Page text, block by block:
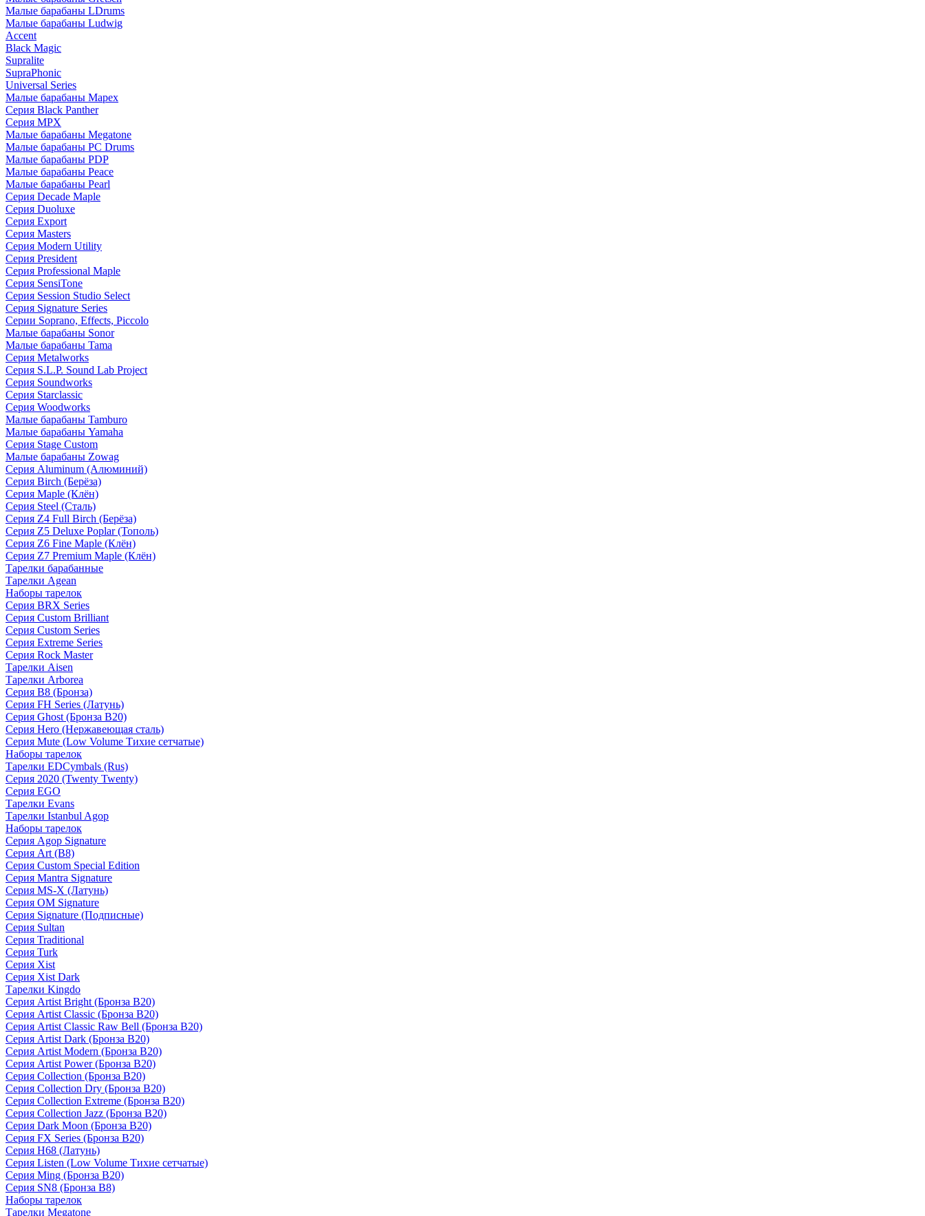
Малые барабаны LDrums
Малые барабаны Ludwig
Accent
Black Magic
Supralite
SupraPhonic
Universal Series
Малые барабаны Mapex
Серия Black Panther
Серия MPX
Малые барабаны Megatone
Малые барабаны PC Drums
Малые барабаны PDP
Малые барабаны Peace
Малые барабаны Pearl
Серия Decade Maple
Серия Duoluxe
Серия Export
Серия Masters
Серия Modern Utility
Серия President
Серия Professional Maple
Серия SensiTone
Серия Session Studio Select
Серия Signature Series
Серии Soprano, Effects, Piccolo
Малые барабаны Sonor
Малые барабаны Tama
Серия Metalworks
Серия S.L.P. Sound Lab Project
Серия Soundworks
Серия Starclassic
Серия Woodworks
Малые барабаны Tamburo
Малые барабаны Yamaha
Серия Stage Custom
Малые барабаны Zowag
Серия Aluminum (Алюминий)
Серия Birch (Берёза)
Серия Maple (Клён)
Серия Steel (Сталь)
Серия Z4 Full Birch (Берёза)
Серия Z5 Deluxe Poplar (Тополь)
Серия Z6 Fine Maple (Клён)
Серия Z7 Premium Maple (Клён)
Тарелки барабанные
Тарелки Agean
Наборы тарелок
Серия BRX Series
Серия Custom Brilliant
Серия Custom Series
Серия Extreme Series
Серия Rock Master
Тарелки Aisen
Тарелки Arborea
Серия B8 (Бронза)
Серия FH Series (Латунь)
Серия Ghost (Бронза B20)
Серия Hero (Нержавеющая сталь)
Серия Mute (Low Volume Тихие сетчатые)
Наборы тарелок
Тарелки EDCymbals (Rus)
Серия 2020 (Twenty Twenty)
Серия EGO
Тарелки Evans
Тарелки Istanbul Agop
Наборы тарелок
Серия Agop Signature
Серия Art (B8)
Серия Custom Special Edition
Серия Mantra Signature
Серия MS-X (Латунь)
Серия OM Signature
Серия Signature (Подписные)
Серия Sultan
Серия Traditional
Серия Turk
Серия Xist
Серия Xist Dark
Тарелки Kingdo
Серия Artist Bright (Бронза B20)
Серия Artist Classic (Бронза B20)
Серия Artist Classic Raw Bell (Бронза B20)
Серия Artist Dark (Бронза B20)
Серия Artist Modern (Бронза B20)
Серия Artist Power (Бронза B20)
Серия Collection (Бронза B20)
Серия Collection Dry (Бронза B20)
Серия Collection Extreme (Бронза B20)
Серия Collection Jazz (Бронза B20)
Серия Dark Moon (Бронза B20)
Серия FX Series (Бронза B20)
Серия H68 (Латунь)
Серия Listen (Low Volume Тихие сетчатые)
Серия Ming (Бронза B20)
Серия SN8 (Бронза B8)
Наборы тарелок
Тарелки Megatone